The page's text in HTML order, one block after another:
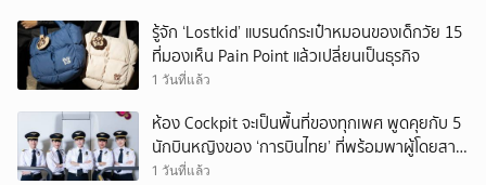
รู้จัก ‘Lostkid’ แบรนด์กระเป๋าหมอนของเด็กวัย 15
ที่มองเห็น Pain Point แล้วเปลี่ยนเป็นธุรกิจ
1 วันที่แล้ว
ห้อง Cockpit จะเป็นพื้นที่ของทุกเพศ พูดคุยกับ 5
นักบินหญิงของ ‘การบินไทย’ ที่พร้อมพาผู้โดยสาร
บินไปทั่วโลก
1 วันที่แล้ว